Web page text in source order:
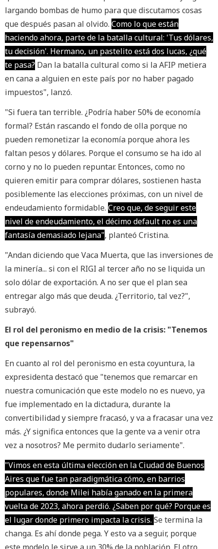
largando bombas de humo para que discutamos cosas
que después pasan al olvido. Como lo que están
haciendo ahora, parte de la batalla cultural: 'Tus dólares,
tu decisión'. Hermano, un pastelito está dos lucas, ¿qué
te pasa? Dan la batalla cultural como si la AFIP metiera
en cana a alguien en este país por no haber pagado
impuestos", lanzó.
"Si fuera tan terrible. ¿Podría haber 50% de economía
formal? Están rascando el fondo de olla porque no
pueden remonetizar la economía porque ahora les
faltan pesos y dólares. Porque el consumo se ha ido al
corno y no lo pueden repuntar. Entonces, como no
quieren emitir para comprar dólares, sostienen hasta
posiblemente las elecciones próximas, con un nivel de
endeudamiento formidable. Creo que, de seguir este
nivel de endeudamiento, el décimo default no es una
fantasía demasiado lejana", planteó Cristina.
"Andan diciendo que Vaca Muerta, que las inversiones de
la minería... si con el RIGI al tercer año no se liquida un
solo dólar de exportación. A no ser que el plan sea
entregar algo más que deuda. ¿Territorio, tal vez?",
subrayó.
El rol del peronismo en medio de la crisis: "Tenemos
que repensarnos"
En cuanto al rol del peronismo en esta coyuntura, la
expresidenta destacó que "tenemos que remarcar en
nuestra comunicación que este modelo no es nuevo, ya
fue implementado en la dictadura, durante la
convertibilidad y siempre fracasó, y va a fracasar una vez
más. ¿Y significa entonces que la gente va a venir otra
vez a nosotros? Me permito dudarlo seriamente".
"Vimos en esta última elección en la Ciudad de Buenos
Aires que fue tan paradigmática cómo, en barrios
populares, donde Milei había ganado en la primera
vuelta de 2023, ahora perdió. ¿Saben por qué? Porque es
el lugar donde primero impacta la crisis. Se termina la
changa. Es ahí donde pega. Y esto va a seguir, porque